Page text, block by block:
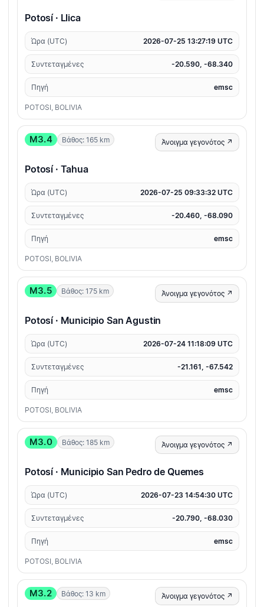
Potosí · Llica
Ώρα (UTC) 2026-07-25 13:27:19 UTC
Συντεταγμένες -20.590, -68.340
Πηγή emsc
POTOSI, BOLIVIA
M3.4 Βάθος: 165 km Άνοιγμα γεγονότος ↗
Potosí · Tahua
Ώρα (UTC) 2026-07-25 09:33:32 UTC
Συντεταγμένες -20.460, -68.090
Πηγή emsc
POTOSI, BOLIVIA
M3.5 Βάθος: 175 km Άνοιγμα γεγονότος ↗
Potosí · Municipio San Agustin
Ώρα (UTC) 2026-07-24 11:18:09 UTC
Συντεταγμένες -21.161, -67.542
Πηγή emsc
POTOSI, BOLIVIA
M3.0 Βάθος: 185 km Άνοιγμα γεγονότος ↗
Potosí · Municipio San Pedro de Quemes
Ώρα (UTC) 2026-07-23 14:54:30 UTC
Συντεταγμένες -20.790, -68.030
Πηγή emsc
POTOSI, BOLIVIA
M3.2 Βάθος: 13 km Άνοιγμα γεγονότος ↗